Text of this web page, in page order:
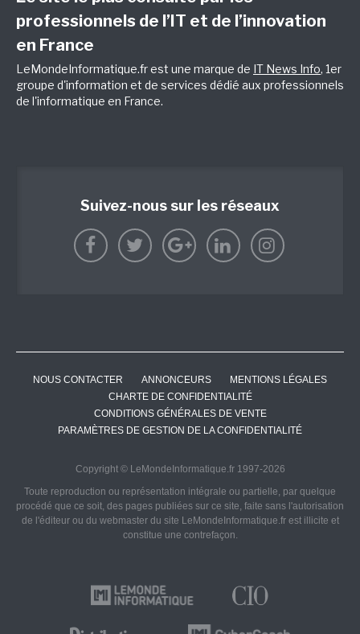
professionnels de l’IT et de l’innovation
en France
LeMondeInformatique.fr est une marque de IT News Info, 1er
groupe d'information et de services dédié aux professionnels
de l'informatique en France.
Suivez-nous sur les réseaux
NOUS CONTACTER ANNONCEURS
MENTIONS LÉGALES
CHARTE DE CONFIDENTIALITÉ
CONDITIONS GÉNÉRALES DE VENTE
PARAMÈTRES DE GESTION DE LA CONFIDENTIALITÉ
Copyright © LeMondeInformatique.fr 1997-2026
Toute reproduction ou représentation intégrale ou partielle, par quelque
procédé que ce soit, des pages publiées sur ce site, faite sans l'autorisation
de l'éditeur ou du webmaster du site LeMondeInformatique.fr est illicite et
constitue une contrefaçon.